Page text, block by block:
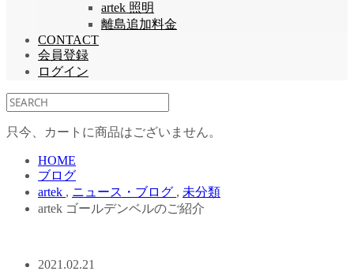
artek 照明
離島追加料金
CONTACT
会員登録
ログイン
只今、カートに商品はございません。
HOME
ブログ
artek , ニュース・ブログ , 未分類
artek ゴールデンベルのご紹介
2021.02.21